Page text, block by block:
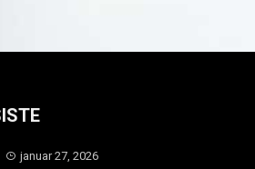
januar 27, 2026